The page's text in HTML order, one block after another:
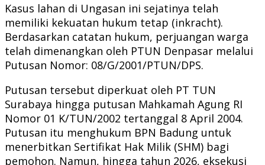
Kasus lahan di Ungasan ini sejatinya telah
memiliki kekuatan hukum tetap (inkracht).
Berdasarkan catatan hukum, perjuangan warga
telah dimenangkan oleh PTUN Denpasar melalui
Putusan Nomor: 08/G/2001/PTUN/DPS.
Putusan tersebut diperkuat oleh PT TUN
Surabaya hingga putusan Mahkamah Agung RI
Nomor 01 K/TUN/2002 tertanggal 8 April 2004.
Putusan itu menghukum BPN Badung untuk
menerbitkan Sertifikat Hak Milik (SHM) bagi
pemohon. Namun, hingga tahun 2026, eksekusi